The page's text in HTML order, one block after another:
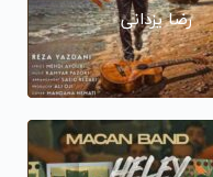
رضا یزدانی